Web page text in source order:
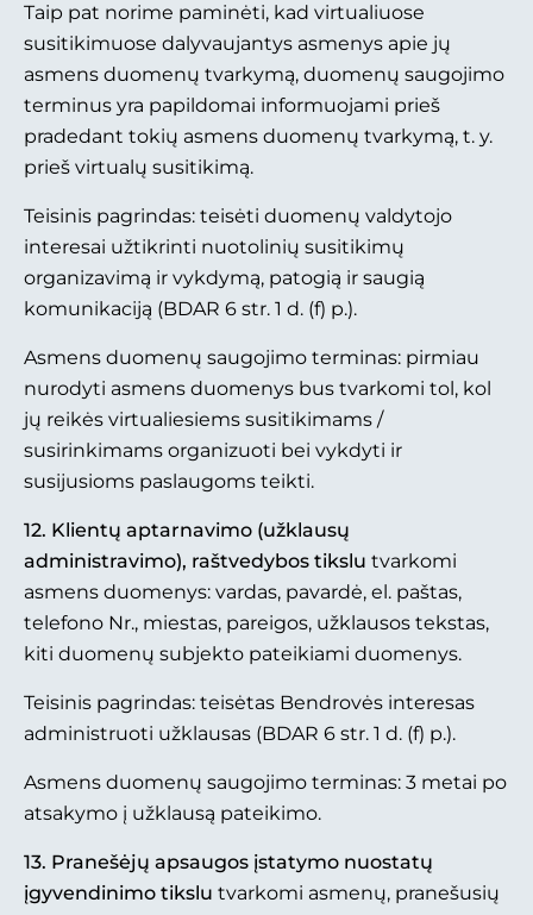
Taip pat norime paminėti, kad virtualiuose
susitikimuose dalyvaujantys asmenys apie jų
asmens duomenų tvarkymą, duomenų saugojimo
terminus yra papildomai informuojami prieš
pradedant tokių asmens duomenų tvarkymą, t. y.
prieš virtualų susitikimą.
Teisinis pagrindas: teisėti duomenų valdytojo
interesai užtikrinti nuotolinių susitikimų
organizavimą ir vykdymą, patogią ir saugią
komunikaciją (BDAR 6 str. 1 d. (f) p.).
Asmens duomenų saugojimo terminas: pirmiau
nurodyti asmens duomenys bus tvarkomi tol, kol
jų reikės virtualiesiems susitikimams /
susirinkimams organizuoti bei vykdyti ir
susijusioms paslaugoms teikti.
12. Klientų aptarnavimo (užklausų
administravimo), raštvedybos tikslu tvarkomi
asmens duomenys: vardas, pavardė, el. paštas,
telefono Nr., miestas, pareigos, užklausos tekstas,
kiti duomenų subjekto pateikiami duomenys.
Teisinis pagrindas: teisėtas Bendrovės interesas
administruoti užklausas (BDAR 6 str. 1 d. (f) p.).
Asmens duomenų saugojimo terminas: 3 metai po
atsakymo į užklausą pateikimo.
13. Pranešėjų apsaugos įstatymo nuostatų
įgyvendinimo tikslu tvarkomi asmenų, pranešusių